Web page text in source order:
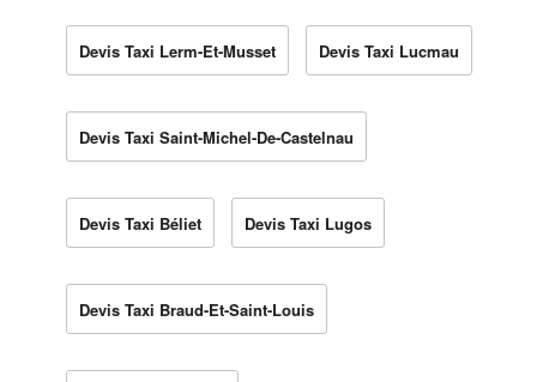
Devis Taxi Lerm-Et-Musset Devis Taxi Lucmau
Devis Taxi Saint-Michel-De-Castelnau
Devis Taxi Béliet Devis Taxi Lugos
Devis Taxi Braud-Et-Saint-Louis